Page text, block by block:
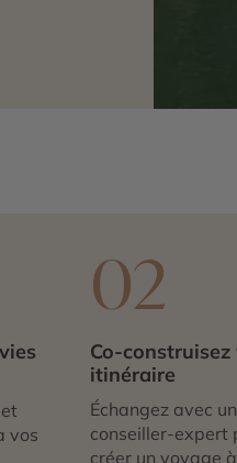
vos
02
Co-construisez
itinéraire
Échangez avec un
conseiller-expert
créer un voyage